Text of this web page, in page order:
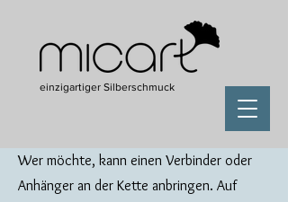
einzigartiger Silberschmuck
Wer möchte, kann einen Verbinder oder
Anhänger an der Kette anbringen. Auf